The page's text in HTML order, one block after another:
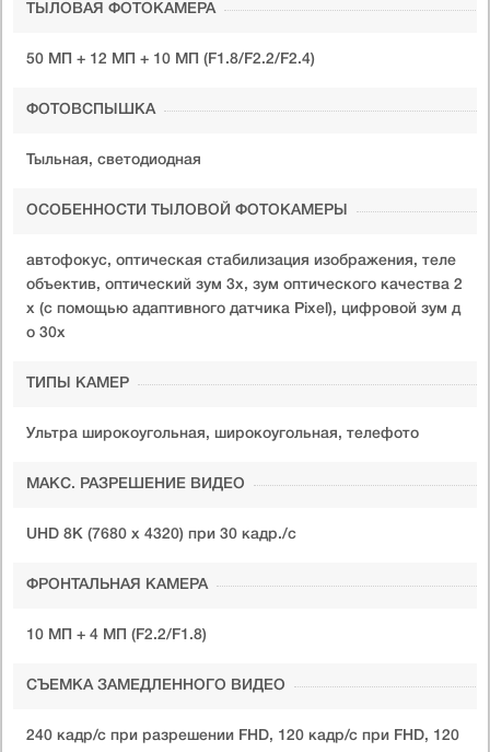
ТЫЛОВАЯ ФОТОКАМЕРА
50 МП + 12 МП + 10 МП (F1.8/F2.2/F2.4)
ФОТОВСПЫШКА
Тыльная, светодиодная
ОСОБЕННОСТИ ТЫЛОВОЙ ФОТОКАМЕРЫ
автофокус, оптическая стабилизация изображения, теле
объектив, оптический зум 3x, зум оптического качества 2
x (с помощью адаптивного датчика Pixel), цифровой зум д
о 30x
ТИПЫ КАМЕР
Ультра широкоугольная, широкоугольная, телефото
МАКС. РАЗРЕШЕНИЕ ВИДЕО
UHD 8K (7680 x 4320) при 30 кадр./c
ФРОНТАЛЬНАЯ КАМЕРА
10 МП + 4 МП (F2.2/F1.8)
СЪЕМКА ЗАМЕДЛЕННОГО ВИДЕО
240 кадр/с при разрешении FHD, 120 кадр/с при FHD, 120